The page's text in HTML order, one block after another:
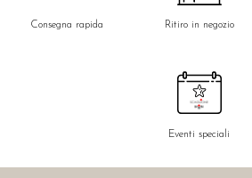
Consegna rapida Ritiro in negozio
Eventi speciali